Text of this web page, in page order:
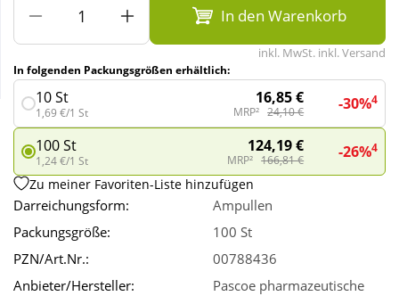
Wellness
In den Warenkorb
inkl. MwSt. inkl. Versand
In folgenden Packungsgrößen erhältlich:
10 St
1,69 €/1 St
16,85 €
MRP² 24,10 € -30%4
100 St
1,24 €/1 St
124,19 €
MRP² 166,81 € -26%4
Zu meiner Favoriten-Liste hinzufügen
Darreichungsform:
Ampullen
Packungsgröße:
100 St
PZN/Art.Nr.:
00788436
Anbieter/Hersteller:
Pascoe pharmazeutische